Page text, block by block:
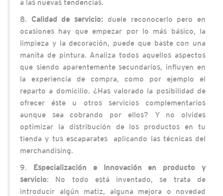
a las nuevas tendencias.
8. Calidad de servicio: duele reconocerlo pero en
ocasiones hay que empezar por lo más básico, la
limpieza y la decoración, puede que baste con una
manita de pintura. Analiza todos aquellos aspectos
que siendo aparentemente secundarios, influyen en
la experiencia de compra, como por ejemplo el
reparto a domicilio. ¿Has valorado la posibilidad de
ofrecer éste u otros servicios complementarios
aunque sea cobrando por ellos? Y no olvides
optimizar la distribución de los productos en tu
tienda y tus escaparates aplicando las técnicas del
merchandising.
9. Especialización e Innovación en producto y
servicio: No todo está inventado, se trata de
introducir algún matiz, alguna mejora o novedad